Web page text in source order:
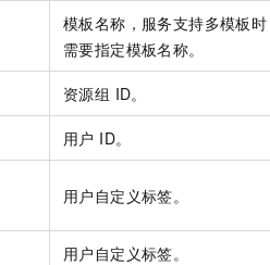
模板名称，服务支持多模板时
需要指定模板名称。
资源组 ID。
用户 ID。
用户自定义标签。
用户自定义标签。